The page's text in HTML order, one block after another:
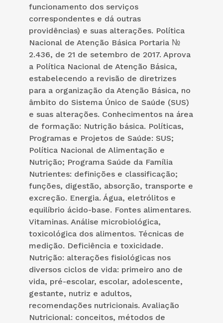
funcionamento dos serviços
correspondentes e dá outras
providências) e suas alterações. Política
Nacional de Atenção Básica Portaria №
2.436, de 21 de setembro de 2017. Aprova
a Política Nacional de Atenção Básica,
estabelecendo a revisão de diretrizes
para a organização da Atenção Básica, no
âmbito do Sistema Único de Saúde (SUS)
e suas alterações. Conhecimentos na área
de formação: Nutrição básica. Políticas,
Programas e Projetos de Saúde: SUS;
Política Nacional de Alimentação e
Nutrição; Programa Saúde da Família
Nutrientes: definições e classificação;
funções, digestão, absorção, transporte e
excreção. Energia. Água, eletrólitos e
equilíbrio ácido-base. Fontes alimentares.
Vitaminas. Análise microbiológica,
toxicológica dos alimentos. Técnicas de
medição. Deficiência e toxicidade.
Nutrição: alterações fisiológicas nos
diversos ciclos de vida: primeiro ano de
vida, pré-escolar, escolar, adolescente,
gestante, nutriz e adultos,
recomendações nutricionais. Avaliação
Nutricional: conceitos, métodos de